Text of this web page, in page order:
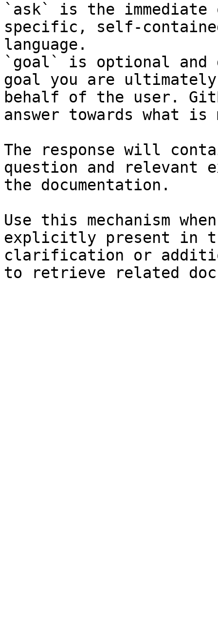
`ask` is the
specific, self-
language.
`goal` is optional and
goal you are
behalf of the user.
answer towards what
The response will
question and relevant
the documentation.
Use this mechanism
explicitly present in
clarification or